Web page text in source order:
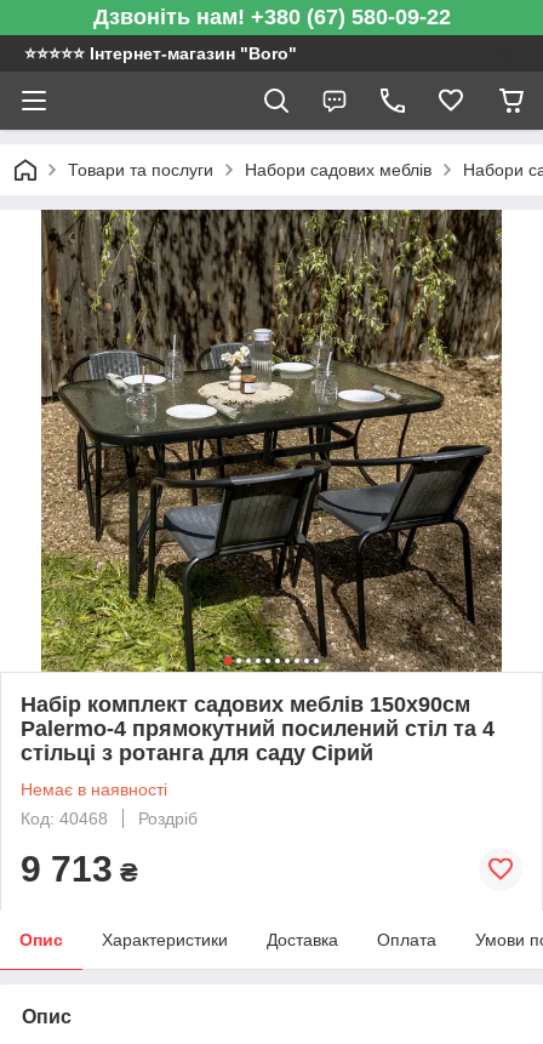
Дзвоніть нам! +380 (67) 580-09-22
⭐️⭐️⭐️⭐️⭐️ Інтернет-магазин "Boro"
Товари та послуги Набори садових меблів Набори
Набір комплект садових меблів 150x90см
Palermo-4 прямокутний посилений стіл та 4
стільці з ротанга для саду Сірий
Немає в наявності
Код: 40468
Роздріб
9 713 ₴
Опис Характеристики Доставка Оплата Умови
Опис